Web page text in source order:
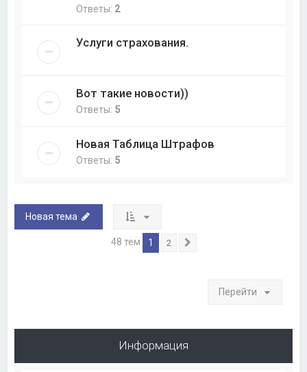
Ответы: 2
Услуги страхования.
Вот такие новости))
Ответы: 5
Новая Таблица Штрафов
Ответы: 5
Новая тема
48 тем 1 2
Перейти
Информация